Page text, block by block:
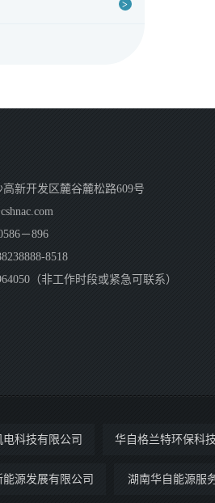
新开发区麓谷麓松路609号
－896
8518
非工作时段或紧急可联系）
科技有限公司 华自格兰特环保科
源发展有限公司 湖南华自能源服